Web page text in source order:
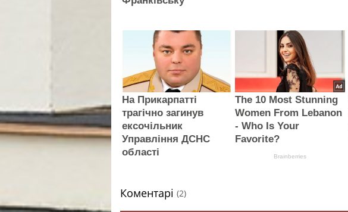
На Прикарпатті
трагічно загинув
ексочільник
Управління ДСНС
області
The 10 Most Stunning
Women From Lebanon
- Who Is Your
Favorite?
Brainberries
Коментарі (2)